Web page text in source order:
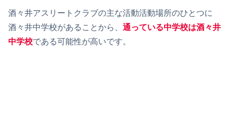
酒々井アスリートクラブの主な活動活動場所のひとつに
酒々井中学校があることから、 通っている中学校は酒々井
中学校である可能性が高いです。